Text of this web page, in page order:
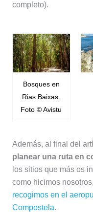
completo).
Bosques en
Rias Baixas.
Foto © Avistu
Además, al final del
planear una ruta en
los sitios que más os
como hicimos nosotros,
recogimos en el
Compostela.